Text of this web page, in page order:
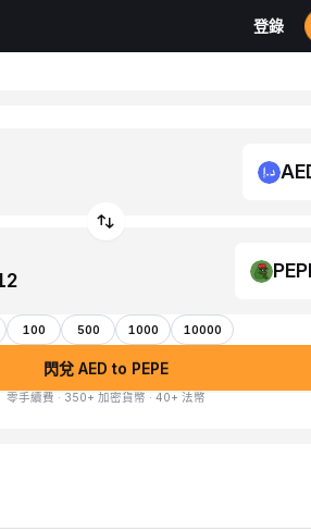
登錄
100 500 1000 10000
閃兌 AED to PEPE
零手續費 · 350+ 加密貨幣 · 40+ 法幣